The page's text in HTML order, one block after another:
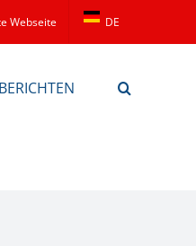
Webseite DE
BERICHTEN